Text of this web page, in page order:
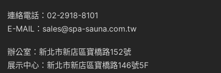
連絡電話：02-2918-8101
E-MAIL：sales@spa-sauna.com.tw
辦公室：新北市新店區寶橋路152號
展示中心：新北市新店區寶橋路146號5F